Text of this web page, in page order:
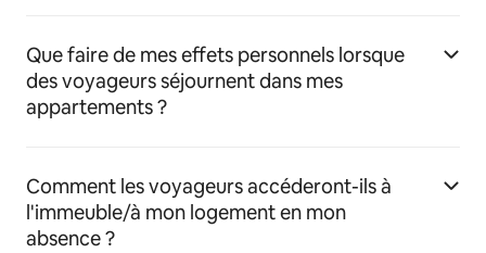
Que faire de mes effets personnels lorsque
des voyageurs séjournent dans mes
appartements ?
Comment les voyageurs accéderont-ils à
l'immeuble/à mon logement en mon
absence ?